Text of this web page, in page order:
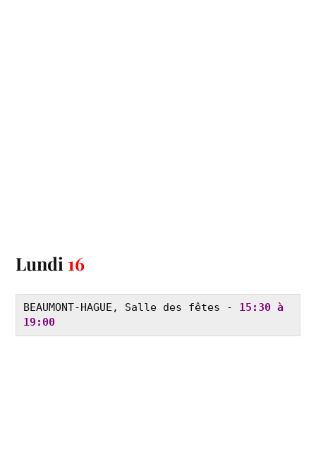
Lundi 16
BEAUMONT-HAGUE, Salle des fêtes - 15:30 à
19:00